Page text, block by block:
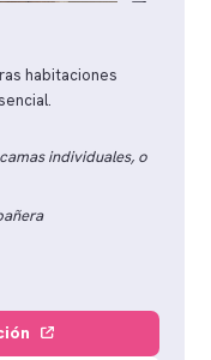
habitaciones
individuales, o